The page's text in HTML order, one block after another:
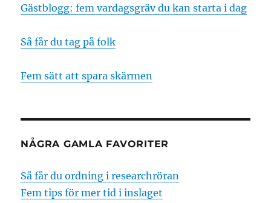
Gästblogg: fem vardagsgräv du kan starta i dag
Så får du tag på folk
Fem sätt att spara skärmen
NÅGRA GAMLA FAVORITER
Så får du ordning i researchröran
Fem tips för mer tid i inslaget